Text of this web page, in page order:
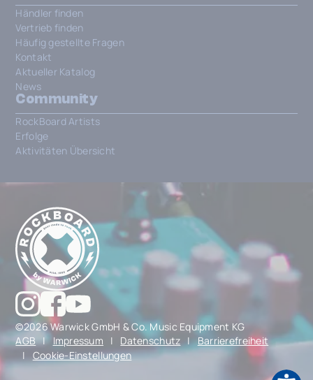
Händler finden
Vertrieb finden
Häufig gestellte Fragen
Kontakt
Aktueller Katalog
News
Community
RockBoard Artists
Erfolge
Aktivitäten Übersicht
©2026 Warwick GmbH & Co. Music Equipment KG
AGB | Impressum | Datenschutz |
Barrierefreiheit
|
Cookie-Einstellungen